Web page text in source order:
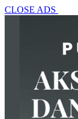
CLOSE ADS